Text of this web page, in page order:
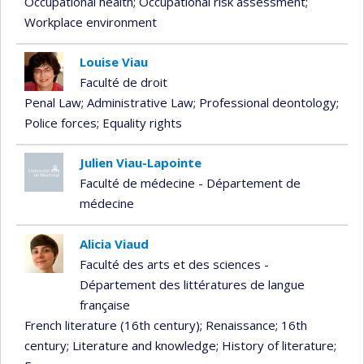
Workplace environment
Louise Viau
Faculté de droit
Penal Law; Administrative Law; Professional deontology;
Police forces; Equality rights
Julien Viau-Lapointe
Faculté de médecine - Département de
médecine
Alicia Viaud
Faculté des arts et des sciences -
Département des littératures de langue
française
French literature (16th century); Renaissance; 16th
century; Literature and knowledge; History of literature;